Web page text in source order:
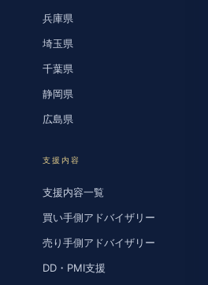
兵庫県
埼玉県
千葉県
静岡県
広島県
支援内容
支援内容一覧
買い手側アドバイザリー
売り手側アドバイザリー
DD・PMI支援